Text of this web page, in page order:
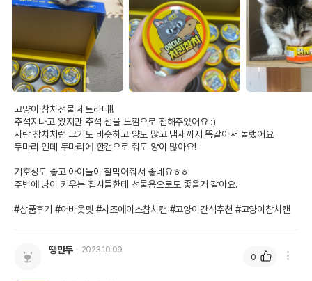
고양이 참치선물 세트라니!!
추석지나고 왔지만 추석 선물 느낌으로 전해주었어요 :)
사람 참치처럼 크기도 비슷하고 양도 많고 냄새까지 똑같아서 놀랬어요
두마리 인데 두마리에 한캔으로 줘도 양이 많아요!
기호성도 좋고 아이들이 잘먹어줘서 좋네요ㅎㅎ
주변에 냥이 키우는 집사들한테 선물용으로도 좋을거 같아요.
#상품후기 #어바웃펫 #사조에이스참치캔 #고양이간식추천 #고양이참치캔
땡만두 2023.10.09
0